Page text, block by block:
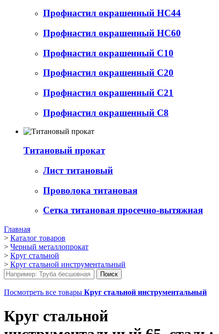
Профнастил окрашенный НС44
Профнастил окрашенный НС60
Профнастил окрашенный С10
Профнастил окрашенный С20
Профнастил окрашенный С21
Профнастил окрашенный С8
Титановый прокат
Лист титановый
Проволока титановая
Сетка титановая просечно-вытяжная
Главная
> Каталог товаров
> Черный металлопрокат
> Круг стальной
> Круг стальной инструментальный
Посмотреть все товары Круг стальной инструментальный
Круг стальной